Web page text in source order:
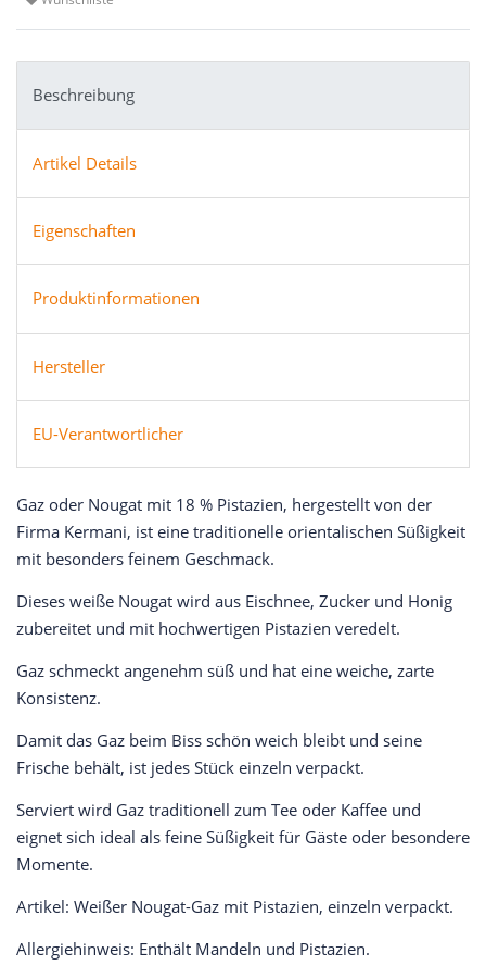
Beschreibung
Artikel Details
Eigenschaften
Produktinformationen
Hersteller
EU-Verantwortlicher
Gaz oder Nougat mit 18 % Pistazien, hergestellt von der
Firma Kermani, ist eine traditionelle orientalischen Süßigkeit
mit besonders feinem Geschmack.
Dieses weiße Nougat wird aus Eischnee, Zucker und Honig
zubereitet und mit hochwertigen Pistazien veredelt.
Gaz schmeckt angenehm süß und hat eine weiche, zarte
Konsistenz.
Damit das Gaz beim Biss schön weich bleibt und seine
Frische behält, ist jedes Stück einzeln verpackt.
Serviert wird Gaz traditionell zum Tee oder Kaffee und
eignet sich ideal als feine Süßigkeit für Gäste oder besondere
Momente.
Artikel: Weißer Nougat-Gaz mit Pistazien, einzeln verpackt.
Allergiehinweis: Enthält Mandeln und Pistazien.